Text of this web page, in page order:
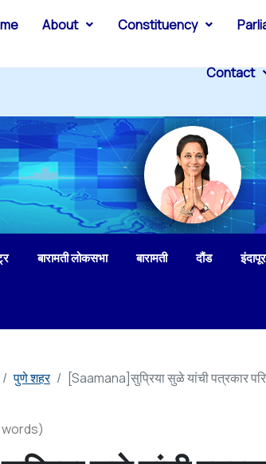
About Constituency
Contact
बारामती लोकसभा बारामती दौंड इंदापूर
पुणे शहर [Saamana]सुप्रिया सुळे यांची पत्रकार